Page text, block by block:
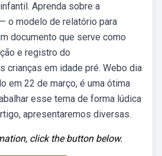
Aprenda sobre a
o modelo de relatório para
documento que serve como
e registro do
crianças em idade pré. Webo dia
em 22 de março, é uma ótima
esse tema de forma lúdica
apresentaremos diversas.
click the button below.